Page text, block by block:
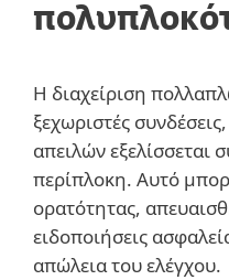
Η διαχείριση
ξεχωριστές
απειλών εξελίσσεται
περίπλοκη. Αυτό
ορατότητας,
ειδοποιήσεις
απώλεια του ελέγχου.